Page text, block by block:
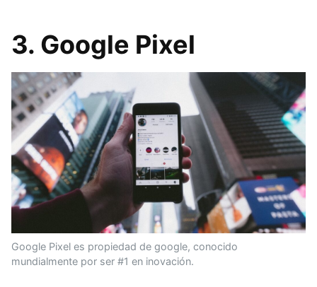
3. Google Pixel
Google Pixel es propiedad de google, conocido
mundialmente por ser #1 en inovación.